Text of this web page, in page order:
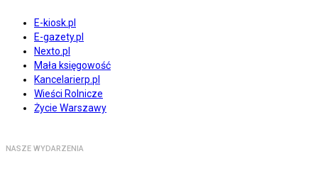
E-kiosk.pl
E-gazety.pl
Nexto.pl
Mała księgowość
Kancelarierp.pl
Wieści Rolnicze
Życie Warszawy
NASZE WYDARZENIA